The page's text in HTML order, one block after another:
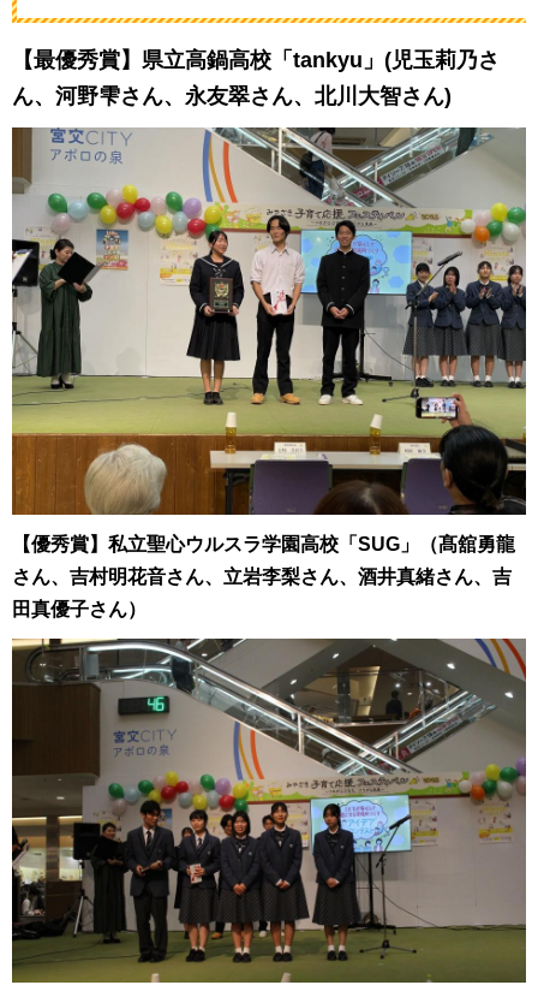
【最優秀賞】県立高鍋高校「tankyu」(児玉莉乃さ
ん、河野雫さん、永友翠さん、北川大智さん)
【優秀賞】私立聖心ウルスラ学園高校「SUG」（髙舘勇龍
さん、吉村明花音さん、立岩李梨さん、酒井真緒さん、吉
田真優子さん）